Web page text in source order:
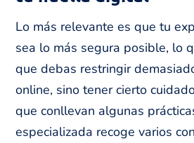
Lo más relevante es que tu
sea lo más segura posible, lo
que debas restringir
online, sino tener cierto
que conllevan algunas
especializada recoge varios